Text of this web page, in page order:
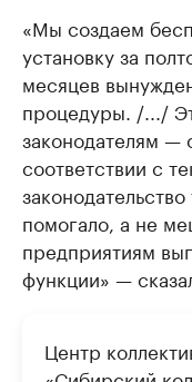
«Мы создаем
установку за
месяцев
процедуры. /.../
законодателям —
соответствии с
помогало, а не
предприятиям
функции» —
Центр